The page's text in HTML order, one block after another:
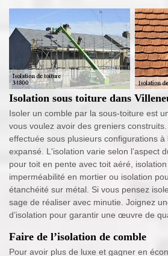
Isolation sous toiture dans
Isoler un comble par la sous-toiture est
vous voulez avoir des greniers construits.
effectuée sous plusieurs configurations à
expansé. L'isolation varie selon l’aspect
pour toit en pente avec toit aéré,
imperméabilité en mortier ou isolation
étanchéité sur métal. Si vous pensez
sage de réaliser avec minutie. Joignez
d’isolation pour garantir une œuvre de
Faire de l’isolation de comble
Pour avoir plus de luxe et gagner en